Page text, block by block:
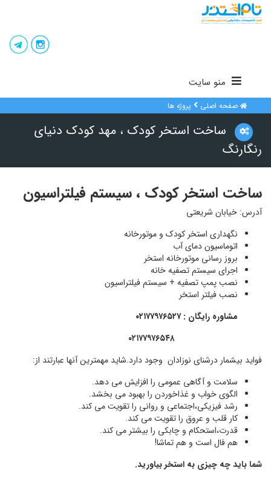
منو سایت
صفحه اصلی پروژه ها
ساخت استخر کودک ، مهد کودک دنیای
رنگارنگ
ساخت استخر کودک ، سیستم فیلتراسیون
آدرس: خیابان شریعتی
نگهداری استخر کودک و موتورخانه
اتوماسیوندمای آب
بروز رسانی موتورخانه استخر
اجرای سیستم تصفیه خانه
نصب پمپ تصفیه + سیستم فیلتراسیون
نصب فیلتر استخر
مشاوره رایگان : ۰۲۱۷۷۹۷۶۵۲۷
فواید بیشمار درشنای نوزادان وجود دارد.شاید مهمترین آنها عبارتند از:
سلامت و آگاهی عمومی را افزایش می دهد.
الگوی خواب و غذاخوردن را بهبود می بخشد.
رشد فیزیکی،اجتماعی و روانی را تقویت می کند.
کار قلب و عروق را تقویت می کند.
قدرت،استحکام و چابکی را بیشتر می کند.
هم فال است و هم تماشا!
شما باید چه چیزی به استخر بیاورید.